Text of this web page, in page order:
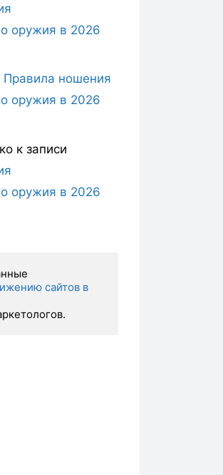
оружия в 2026
Правила ношения
оружия в 2026
к записи
оружия в 2026
сайтов в